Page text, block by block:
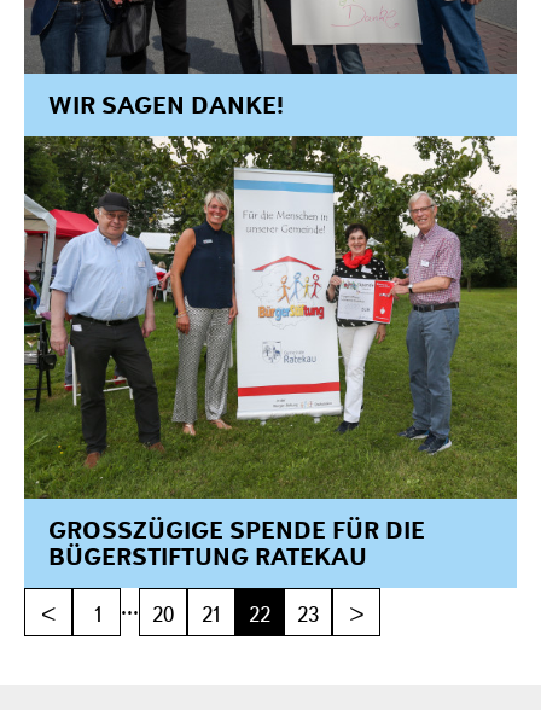
WIR SAGEN DANKE!
GROSSZÜGIGE SPENDE FÜR DIE B
ÜGERSTIFTUNG RATEKAU
< 1 ... 20 21 22 23 >